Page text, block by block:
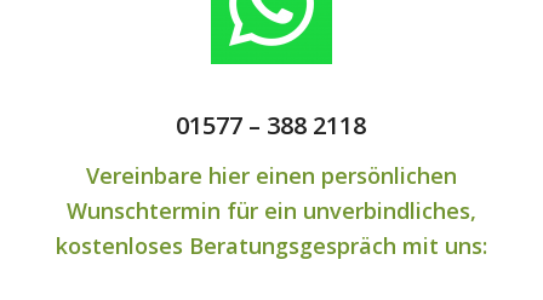
01577 – 388 2118
Vereinbare hier einen persönlichen
Wunschtermin für ein unverbindliches,
kostenloses Beratungsgespräch mit uns: